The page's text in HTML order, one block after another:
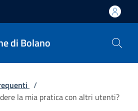
di Bolano
/
la mia pratica con altri utenti?